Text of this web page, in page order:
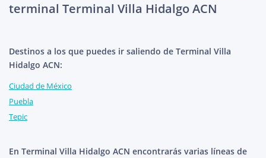
terminal Terminal Villa Hidalgo ACN
Destinos a los que puedes ir saliendo de Terminal Villa
Hidalgo ACN:
Ciudad de México
Puebla
Tepic
En Terminal Villa Hidalgo ACN encontrarás varias líneas de